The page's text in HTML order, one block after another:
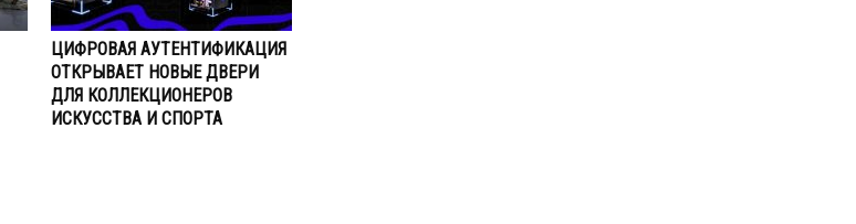
ЦИФРОВАЯ АУТЕНТИФИКАЦИЯ
ОТКРЫВАЕТ НОВЫЕ ДВЕРИ
ДЛЯ КОЛЛЕКЦИОНЕРОВ
ИСКУССТВА И СПОРТА